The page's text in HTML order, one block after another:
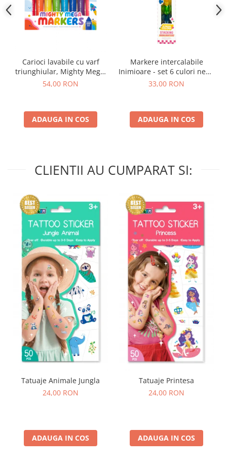
Carioci lavabile cu varf
triunghiular, Mighty Mega,
set 8 culori
54,00 RON
ADAUGA IN COS
Markere intercalabile
Inimioare - set 6 culori neon
- Heart
33,00 RON
ADAUGA IN COS
CLIENTII AU CUMPARAT SI:
Tatuaje Animale Jungla
24,00 RON
ADAUGA IN COS
Tatuaje Printesa
24,00 RON
ADAUGA IN COS